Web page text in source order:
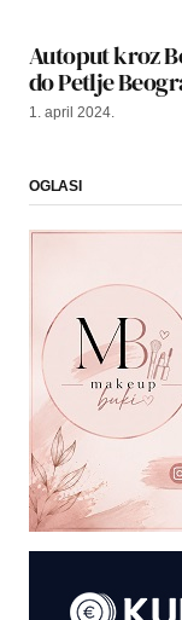
Autoput kroz
do Petlje
1. april 2024.
OGLASI